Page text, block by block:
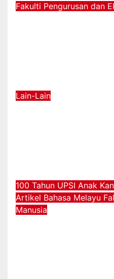
Fakulti Pengurusan dan
Lain-Lain
100 Tahun UPSI Anak
Artikel Bahasa Melayu
Manusia